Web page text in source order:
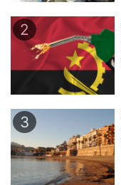
2
3